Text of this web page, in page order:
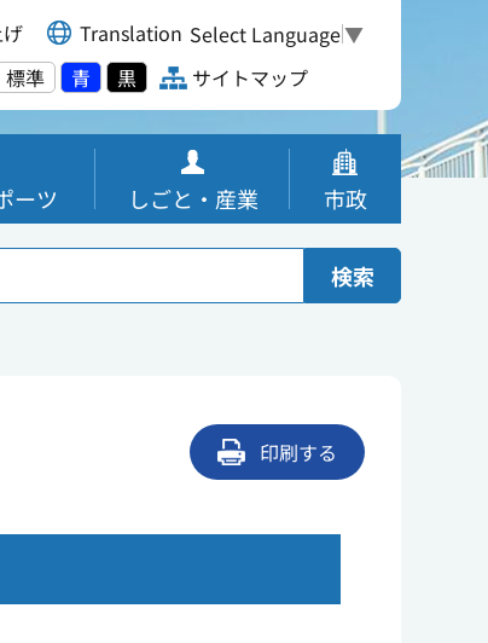
Translation Select Language▼
標準 青 黒 サイトマップ
ーツ しごと・産業 市政
検索
印刷する